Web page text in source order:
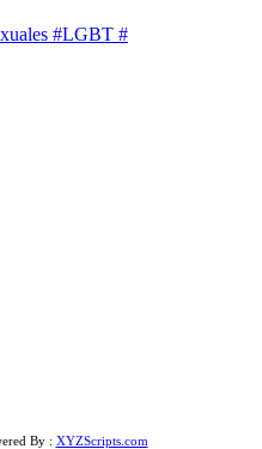
#LGBT #
By : XYZScripts.com